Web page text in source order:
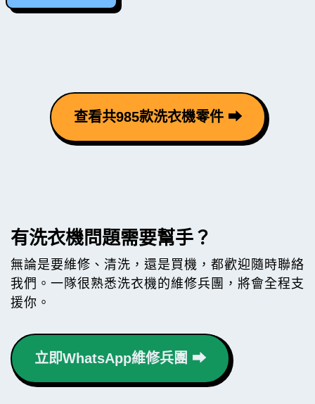
查看共985款洗衣機零件 ⮕
有洗衣機問題需要幫手？
無論是要維修、清洗，還是買機，都歡迎隨時聯絡
我們。一隊很熟悉洗衣機的維修兵團，將會全程支
援你。
立即WhatsApp維修兵團 ⮕